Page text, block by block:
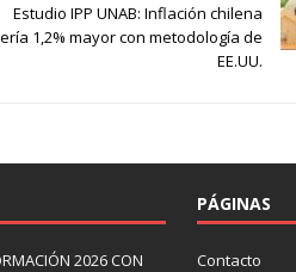
Estudio IPP UNAB: Inflación chilena
1,2% mayor con metodología de
EE.UU.
2026 CON
PÁGINAS
Contacto